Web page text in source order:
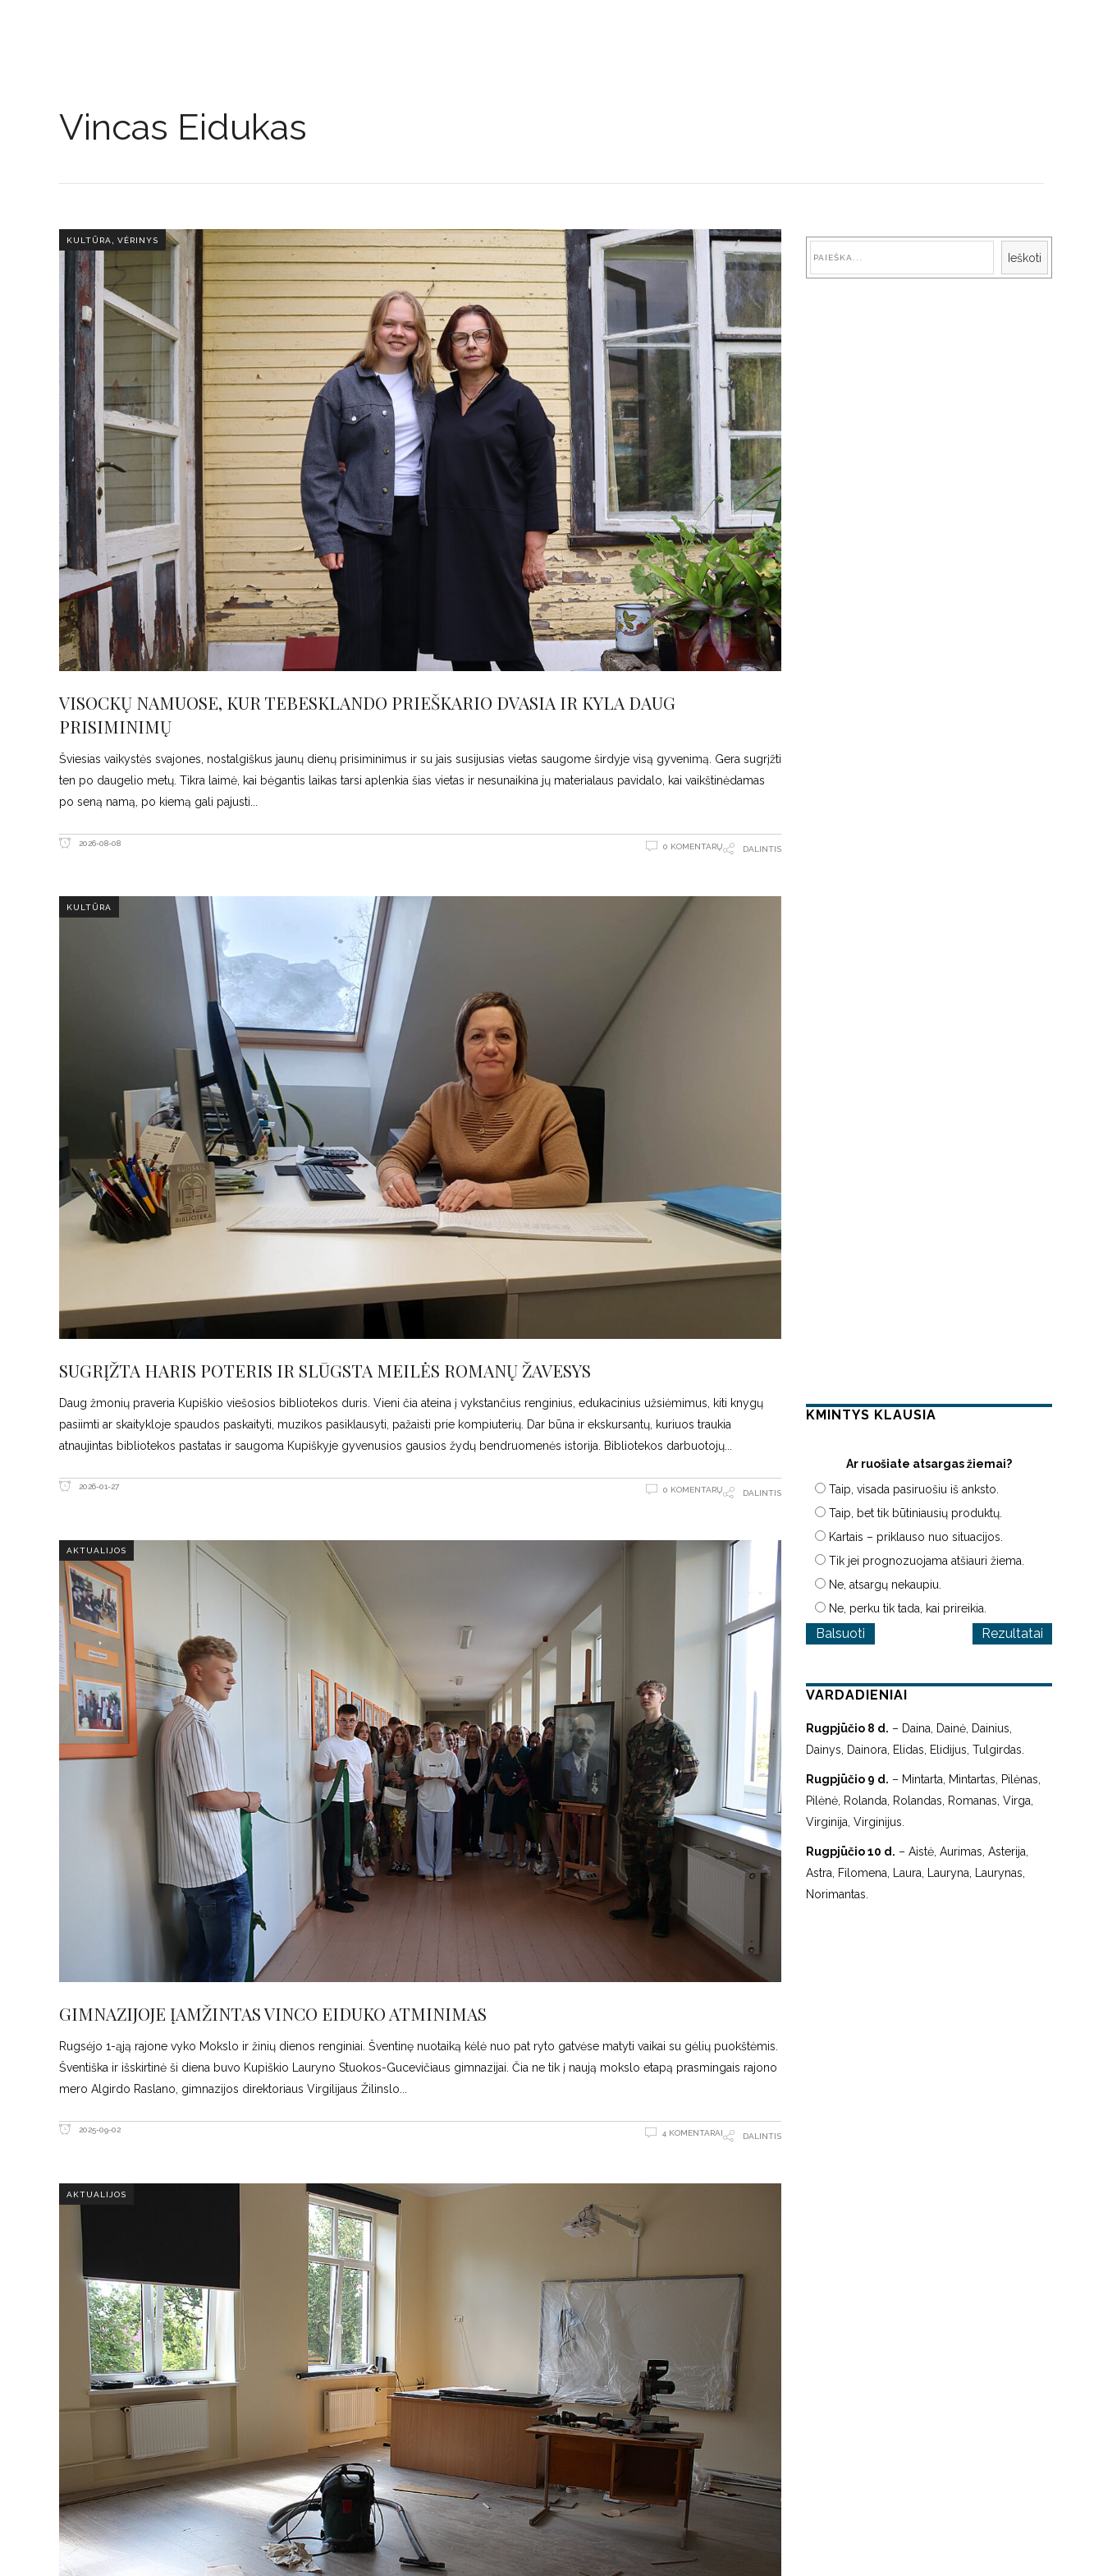
Vincas Eidukas
KULTŪRA VĖRINYS
VISOCKŲ NAMUOSE, KUR TEBESKLANDO PRIEŠKARIO DVASIA IR KYLA DAUG
PRISIMINIMŲ
Šviesias vaikystės svajones, nostalgiškus jaunų dienų prisiminimus ir su jais susijusias vietas saugome širdyje visą gyvenimą. Gera sugrįžti
ten po daugelio metų. Tikra laimė, kai bėgantis laikas tarsi aplenkia šias vietas ir nesunaikina jų materialaus pavidalo, kai vaikštinėdamas
po seną namą, po kiemą gali pajusti
2026-08-08 0 KOMENTARŲ DALINTIS
KULTŪRA
SUGRĮŽTA HARIS POTERIS IR SLŪGSTA MEILĖS ROMANŲ ŽAVESYS
Daug žmonių praveria Kupiškio viešosios bibliotekos duris. Vieni čia ateina į vykstančius renginius, edukacinius užsiėmimus, kiti knygų
pasiimti ar skaitykloje spaudos paskaityti, muzikos pasiklausyti, pažaisti prie kompiuterių. Dar būna ir ekskursantų, kuriuos traukia
atnaujintas bibliotekos pastatas ir saugoma Kupiškyje gyvenusios gausios žydų bendruomenės istorija. Bibliotekos darbuotojų
2026-01-27 0 KOMENTARŲ DALINTIS
AKTUALIJOS
GIMNAZIJOJE ĮAMŽINTAS VINCO EIDUKO ATMINIMAS
Rugsėjo 1-ąją rajone vyko Mokslo ir žinių dienos renginiai. Šventinę nuotaiką kėlė nuo pat ryto gatvėse matyti vaikai su gėlių puokštėmis.
Šventiška ir išskirtinė ši diena buvo Kupiškio Lauryno Stuokos-Gucevičiaus gimnazijai. Čia ne tik į naują mokslo etapą prasmingais rajono
mero Algirdo Raslano, gimnazijos direktoriaus Virgilijaus Žilinslo
2025-09-02 4 KOMENTARAI DALINTIS
AKTUALIJOS
Ieškoti
KMINTYS KLAUSIA
Ar ruošiate atsargas žiemai?
Taip, visada pasiruošiu iš anksto.
Taip, bet tik būtiniausių produktų.
Kartais – priklauso nuo situacijos.
Tik jei prognozuojama atšiauri žiema.
Ne, atsargų nekaupiu.
Ne, perku tik tada, kai prireikia.
Rezultatai
VARDADIENIAI
Rugpjūčio 8 d. – Daina, Dainė, Dainius,
Dainys, Dainora, Elidas, Elidijus, Tulgirdas.
Rugpjūčio 9 d. – Mintarta, Mintartas, Pilėnas,
Pilėnė, Rolanda, Rolandas, Romanas, Virga,
Virginija, Virginijus.
Rugpjūčio 10 d. – Aistė, Aurimas, Asterija,
Astra, Filomena, Laura, Lauryna, Laurynas,
Norimantas.